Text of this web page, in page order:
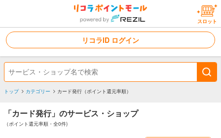
スロット
リコラID ログイン
トップ カテゴリー カード発行（ポイント還元率順）
「カード発行」のサービス・ショップ
（ポイント還元率順・全0件)